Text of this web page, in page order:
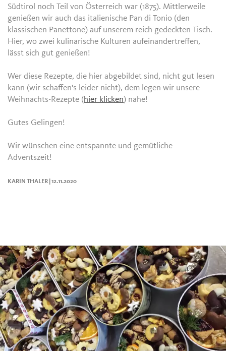
Südtirol noch Teil von Österreich war (1875). Mittlerweile
genießen wir auch das italienische Pan di Tonio (den
klassischen Panettone) auf unserem reich gedeckten Tisch.
Hier, wo zwei kulinarische Kulturen aufeinandertreffen,
lässt sich gut genießen!
Wer diese Rezepte, die hier abgebildet sind, nicht gut lesen
kann (wir schaffen's leider nicht), dem legen wir unsere
Weihnachts-Rezepte (hier klicken) nahe!
Gutes Gelingen!
Wir wünschen eine entspannte und gemütliche
Adventszeit!
KARIN THALER | 12.11.2020